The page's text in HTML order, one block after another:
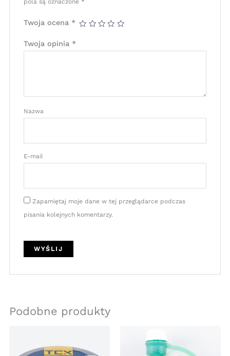
pola są oznaczone *
Twoja ocena *
Twoja opinia *
Nazwa
E-mail
Zapamiętaj moje dane w tej przeglądarce podczas
pisania kolejnych komentarzy.
Podobne produkty